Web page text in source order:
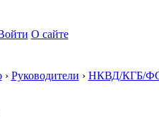
О сайте
› Руководители › НКВД/КГБ/